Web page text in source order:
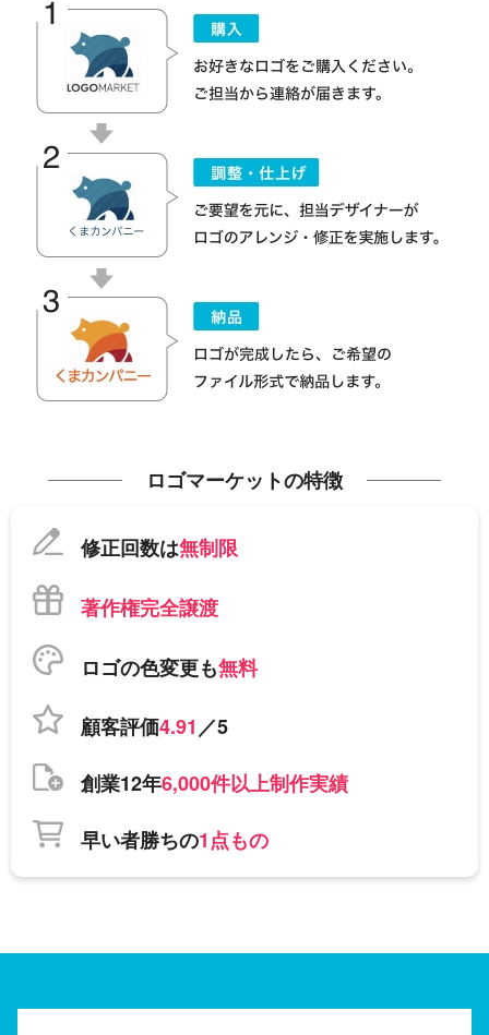
ロゴマーケットの特徴
修正回数は無制限
著作権完全譲渡
ロゴの色変更も無料
顧客評価4.91／5
創業12年6,000件以上制作実績
早い者勝ちの1点もの